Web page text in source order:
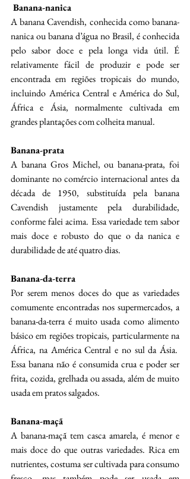
Banana-nanica
A banana Cavendish, conhecida como banana-
nanica ou banana d’água no Brasil, é conhecida
pelo sabor doce e pela longa vida útil. É
relativamente fácil de produzir e pode ser
encontrada em regiões tropicais do mundo,
incluindo América Central e América do Sul,
África e Ásia, normalmente cultivada em
grandes plantações com colheita manual.
Banana-prata
A banana Gros Michel, ou banana-prata, foi
dominante no comércio internacional antes da
década de 1950, substituída pela banana
Cavendish justamente pela durabilidade,
conforme falei acima. Essa variedade tem sabor
mais doce e robusto do que o da nanica e
durabilidade de até quatro dias.
Banana-da-terra
Por serem menos doces do que as variedades
comumente encontradas nos supermercados, a
banana-da-terra é muito usada como alimento
básico em regiões tropicais, particularmente na
África, na América Central e no sul da Ásia.
Essa banana não é consumida crua e poder ser
frita, cozida, grelhada ou assada, além de muito
usada em pratos salgados.
Banana-maçã
A banana-maçã tem casca amarela, é menor e
mais doce do que outras variedades. Rica em
nutrientes, costuma ser cultivada para consumo